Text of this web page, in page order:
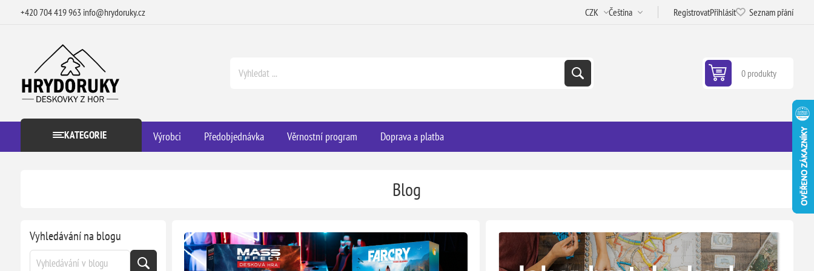
+420 704 419 963 info@hrydoruky.cz RegistrovatPřihlásit Seznam přání
0 produkty
KATEGORIE Výrobci Předobjednávka Věrnostní program Doprava a platba
Vyhledávání na blogu
Blog